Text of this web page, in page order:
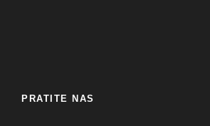
PRATITE NAS